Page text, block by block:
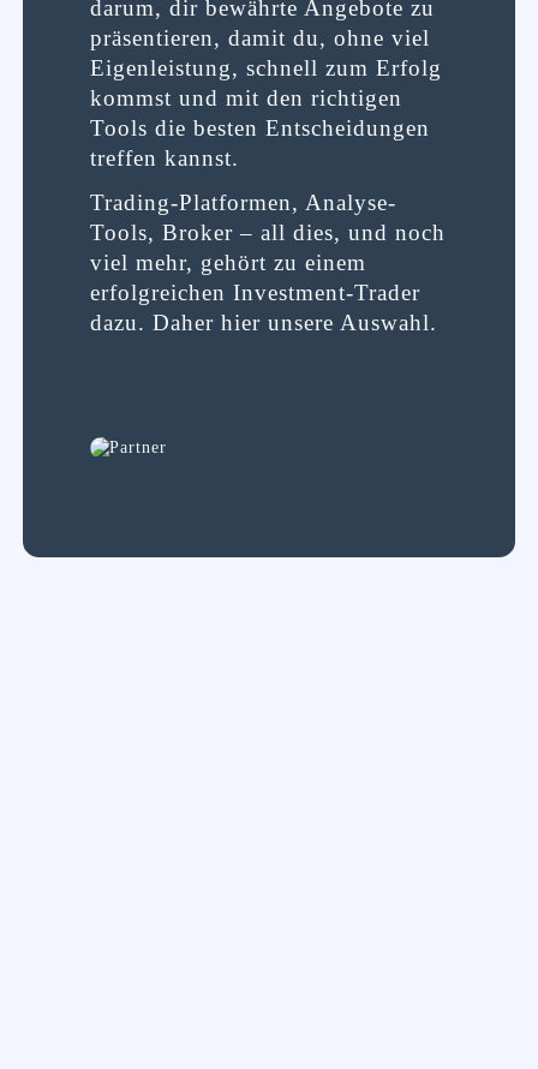
darum, dir bewährte Angebote zu
präsentieren, damit du, ohne viel
Eigenleistung, schnell zum Erfolg
kommst und mit den richtigen
Tools die besten Entscheidungen
treffen kannst.
Trading-Platformen, Analyse-
Tools, Broker – all dies, und noch
viel mehr, gehört zu einem
erfolgreichen Investment-Trader
dazu. Daher hier unsere Auswahl.